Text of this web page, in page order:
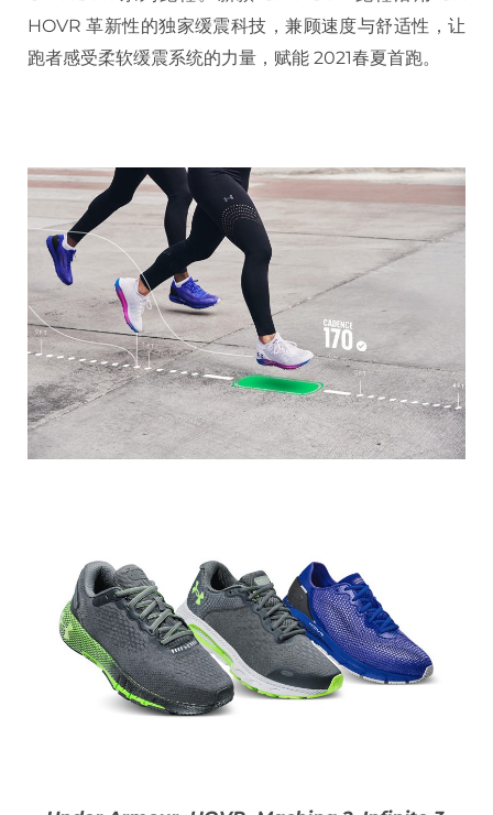
HOVR 革新性的独家缓震科技，兼顾速度与舒适性，让
跑者感受柔软缓震系统的力量，赋能 2021春夏首跑。